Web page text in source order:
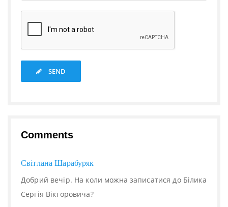
SEND
Comments
Світлана Шарабуряк
Добрий вечір. На коли можна записатися до Білика
Сергія Вікторовича?